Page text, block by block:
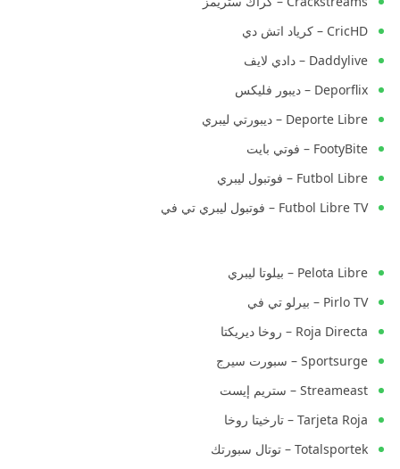
CricHD – كرياد اتش دي
Daddylive – دادي لايف
Deporflix – ديبور فليكس
Deporte Libre – ديبورتي ليبري
FootyBite – فوتي بايت
Futbol Libre – فوتبول ليبري
Futbol Libre TV – فوتبول ليبري تي في
Pelota Libre – بيلوتا ليبري
Pirlo TV – بيرلو تي في
Roja Directa – روخا ديريكتا
Sportsurge – سبورت سيرج
Streameast – ستريم إيست
Tarjeta Roja – تارخيتا روخا
Totalsportek – توتال سبورتك